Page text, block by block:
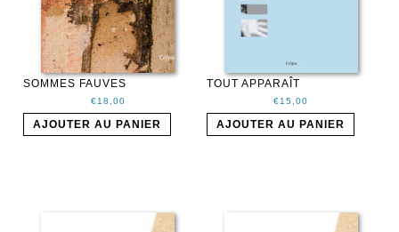
SOMMES FAUVES
€18,00
AJOUTER AU PANIER
TOUT APPARAÎT
€15,00
AJOUTER AU PANIER